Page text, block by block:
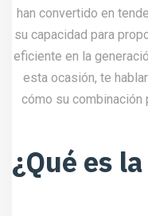
han convertido en
su capacidad para
eficiente en la
esta ocasión, te
cómo su combinación
¿Qué es